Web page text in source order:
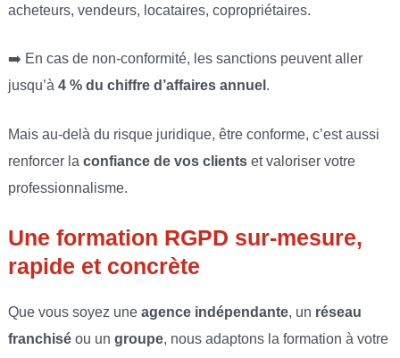
acheteurs, vendeurs, locataires, copropriétaires.
➡️ En cas de non-conformité, les sanctions peuvent aller
jusqu’à 4 % du chiffre d’affaires annuel .
Mais au-delà du risque juridique, être conforme, c’est aussi
renforcer la confiance de vos clientset valoriser votre
professionnalisme.
Une formation RGPD sur-mesure,
rapide et concrète
Que vous soyez une agence indépendante, un réseau
franchiséou un groupe, nous adaptons la formation à votre